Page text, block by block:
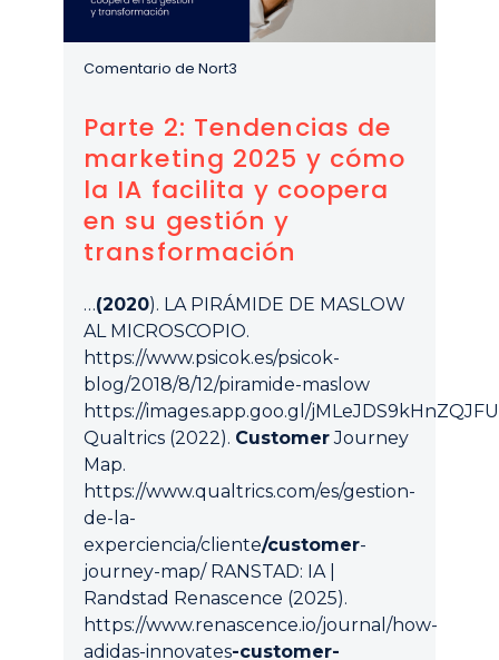
Comentario de Nort3
Parte 2: Tendencias de
marketing 2025 y cómo
la IA facilita y coopera
en su gestión y
transformación
…(2020). LA PIRÁMIDE DE MASLOW
AL MICROSCOPIO.
https://www.psicok.es/psicok-
blog/2018/8/12/piramide-maslow
https://images.app.goo.gl/
Qualtrics (2022). CustomerJourney
Map.
https://www.qualtrics.com/es/gestion-
de-la-
experciencia/cliente/customer-
journey-map/ RANSTAD: IA |
Randstad Renascence (2025).
https://www.renascence.io/journal/how-
adidas-innovates-customer-